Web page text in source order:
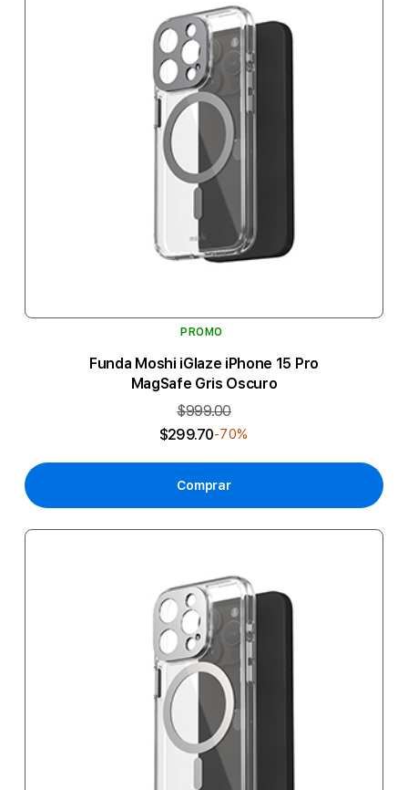
PROMO
Funda Moshi iGlaze iPhone 15 Pro
MagSafe Gris Oscuro
$999.00
$299.70-70%
Comprar